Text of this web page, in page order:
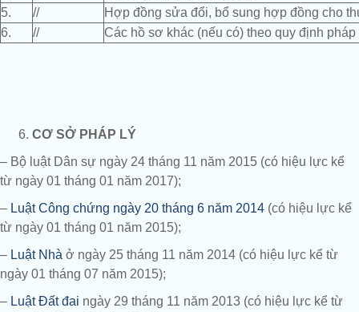
5.
//
Hợp đồng sửa đổi, bổ sung hợp đồng cho
6.
// Các hồ sơ khác (nếu có) theo quy định
CƠ SỞ PHÁP LÝ
– Bộ luật Dân sự ngày 24 tháng 11 năm 2015 (có hiệu lực kể
từ ngày 01 tháng 01 năm 2017);
– Luật Công chứng ngày 20 tháng 6 năm 2014 (có hiệu lực kể
từ ngày 01 tháng 01 năm 2015);
– Luật Nhà ở ngày 25 tháng 11 năm 2014 (có hiệu lực kể từ
ngày 01 tháng 07 năm 2015);
– Luật Đất đai ngày 29 tháng 11 năm 2013 (có hiệu lực kể từ